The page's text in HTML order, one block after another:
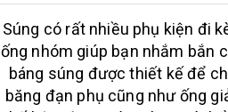
Súng có rất nhiều phụ kiện đi
ống nhóm giúp bạn nhắm bắn
báng súng được thiết kế để
băng đạn phụ cũng như ống